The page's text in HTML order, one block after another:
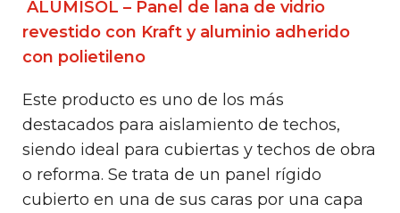
ALUMISOL – Panel de lana de vidrio
revestido con Kraft y aluminio adherido
con polietileno
Este producto es uno de los más
destacados para aislamiento de techos,
siendo ideal para cubiertas y techos de obra
o reforma. Se trata de un panel rígido
cubierto en una de sus caras por una capa